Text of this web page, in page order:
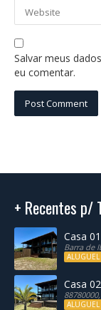
Salvar meus
eu comentar.
+ Recentes p/
Casa 01
Barra de
Casa 02